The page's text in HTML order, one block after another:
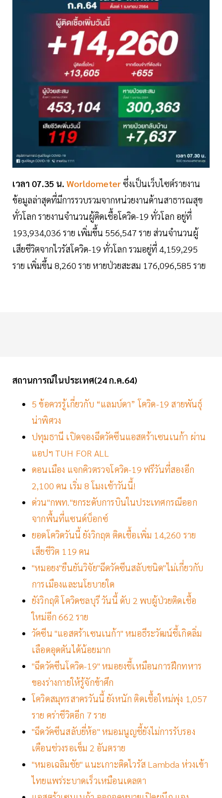
เวลา 07.35 น. Worldometerซึ่งเป็นเว็บไซต์รายงาน
ข้อมูลล่าสุดที่มีการรวบรวมจากหน่วยงานด้านสาธารณสุข
ทั่วโลก รายงานจำนวนผู้ติดเชื้อโควิด-19 ทั่วโลก อยู่ที่
193,934,036 ราย เพิ่มขึ้น 556,547 ราย ส่วนจำนวนผู้
เสียชีวิตจากไวรัสโควิด-19 ทั่วโลก รวมอยู่ที่ 4,159,295
ราย เพิ่มขึ้น 8,260 ราย หายป่วยสะสม 176,096,585 ราย
สถานการณ์ในประเทศ(24 ก.ค.64)
5 ข้อควรรู้เกี่ยวกับ “แลมบ์ดา” โควิด-19 สายพันธุ์
น่าพิศวง
ปทุมธานี เปิดจองฉีดวัคซีนแอสตร้าเซนเนก้า ผ่าน
แอปฯ TUH FOR ALL
ดอนเมือง แจกคิวตรวจโควิด-19 ฟรีวันที่สองอีก
2,100 คน เริ่ม 8 โมงเช้าวันนี้!
ด่วน"กพท."ยกระดับการบินในประเทศกรณีออก
จากพื้นที่แซนด์บ็อกซ์
ยอดโควิดวันนี้ ยังวิกฤต ติดเชื้อเพิ่ม 14,260 ราย
เสียชีวิต 119 คน
"หมอยง"ยืนยันวิจัย"ฉีดวัคซีนสลับชนิด"ไม่เกี่ยวกับ
การเมืองและนโยบายใด
ยังวิกฤติ โควิดชลบุรี วันนี้ ดับ 2 พบผู้ป่วยติดเชื้อ
ใหม่อีก 662 ราย
วัคซีน "แอสตร้าเซนเนก้า" หมอธีระวัฒน์ชี้เกิดลิ่ม
เลือดอุดตันได้น้อยมาก
"ฉีดวัคซีนโควิด-19" หมอยงชี้เหมือนการฝึกทหาร
ของร่างกายให้รู้จักข้าศึก
โควิดสมุทรสาครวันนี้ ยังหนัก ติดเชื้อใหม่พุ่ง 1,057
ราย คร่าชีวิตอีก 7 ราย
"ฉีดวัคซีนสลับยี่ห้อ" หมอมนูญชี้ยังไม่การรับรอง
เตือนช่วงรอเข็ม 2 อันตราย
"หมอเฉลิมชัย" แนะเกาะติดไวรัส Lambda ห่วงเข้า
ไทยแพร่ระบาดเร็วเหมือนเดลตา